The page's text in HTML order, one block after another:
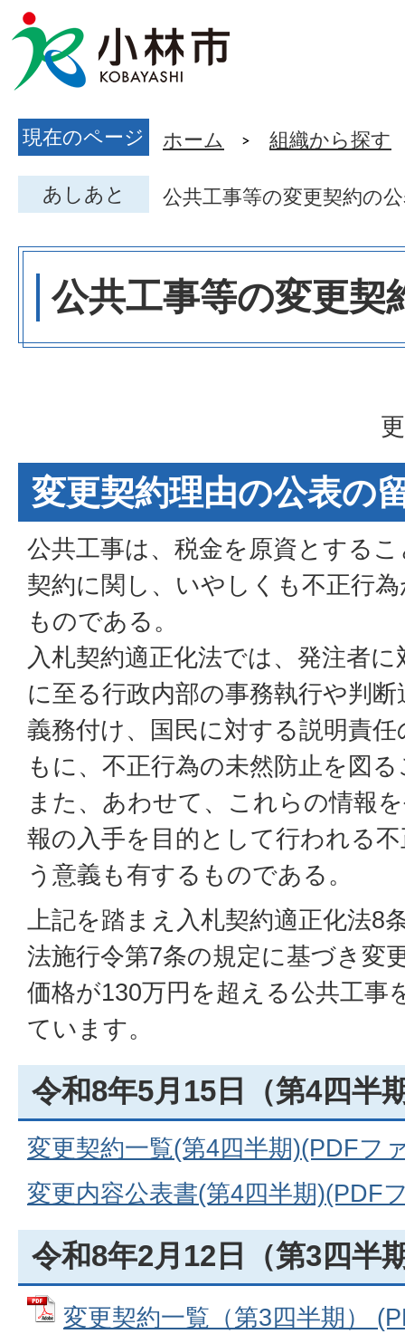
現在のページ ホーム 組織から探す
あしあと 公共工事等の変更契約の
公共工事等の変更契
変更契約理由の公表の
公共工事は、税金を原資とする
契約に関し、いやしくも不正行
ものである。
入札契約適正化法では、発注者
に至る行政内部の事務執行や判
義務付け、国民に対する説明責
もに、不正行為の未然防止を図
また、あわせて、これらの情報
報の入手を目的として行われる
う意義も有するものである。
上記を踏まえ入札契約適正化法8
法施行令第7条の規定に基づき変
価格が130万円を超える公共工事
ています。
令和8年5月15日（第4四半
変更契約一覧(第4四半期)(PDFフ
変更内容公表書(第4四半期)(PDF
令和8年2月12日（第3四半
変更契約一覧（第3四半期）